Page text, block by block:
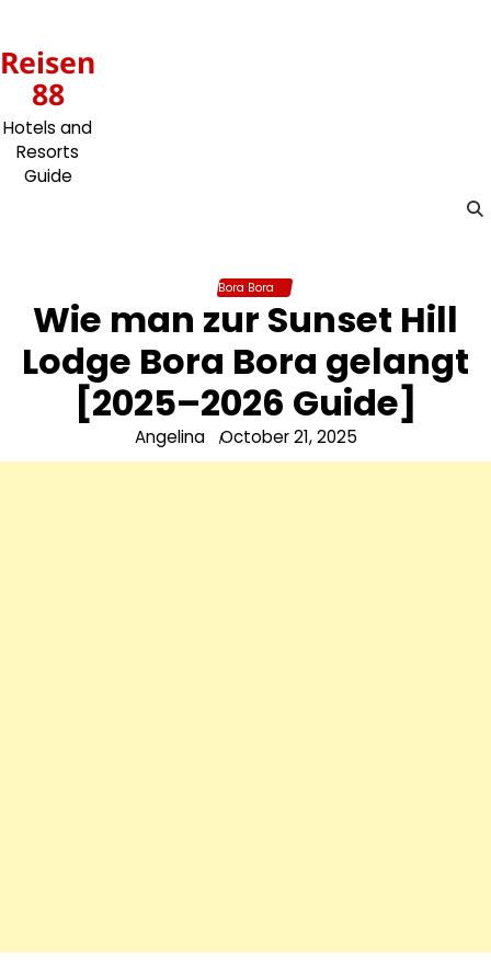
content
Reisen
88
Hotels and
Resorts
Guide
Bora Bora
Wie man zur Sunset Hill
Lodge Bora Bora gelangt
[2025–2026 Guide]
Angelina October 21, 2025